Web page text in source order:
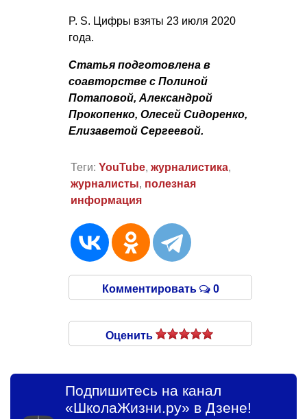
P. S. Цифры взяты 23 июля 2020
года.
Статья подготовлена в
соавторстве с Полиной
Потаповой, Александрой
Прокопенко, Олесей Сидоренко,
Елизаветой Сергеевой.
Теги: YouTube, журналистика,
журналисты, полезная
информация
Комментировать 0
Оценить
Подпишитесь на канал
«ШколаЖизни.ру» в Дзене!